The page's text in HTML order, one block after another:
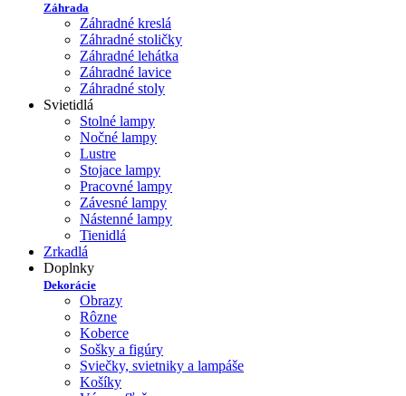
Záhrada
Záhradné kreslá
Záhradné stoličky
Záhradné lehátka
Záhradné lavice
Záhradné stoly
Svietidlá
Stolné lampy
Nočné lampy
Lustre
Stojace lampy
Pracovné lampy
Závesné lampy
Nástenné lampy
Tienidlá
Zrkadlá
Doplnky
Dekorácie
Obrazy
Rôzne
Koberce
Sošky a figúry
Sviečky, svietniky a lampáše
Košíky